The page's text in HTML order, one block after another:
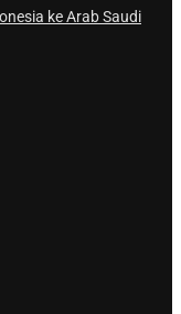
ke Arab Saudi